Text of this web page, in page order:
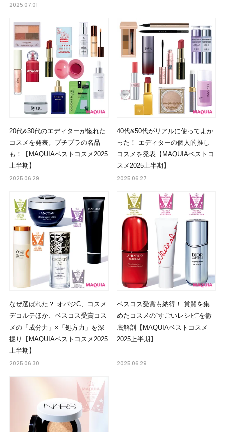
2025.07.01
20代&30代のエディターが惚れた
コスメを発表。プチプラの名品
も！【MAQUIAベストコスメ2025
上半期】
2025.06.29
40代&50代がリアルに使ってよか
った！ エディターの個人的推し
コスメを発表【MAQUIAベストコ
スメ2025上半期】
2025.06.27
なぜ選ばれた？ オバジC、コスメ
デコルテほか、ベスコス受賞コス
メの「成分力」×「処方力」を深
掘り【MAQUIAベストコスメ2025
上半期】
2025.06.30
ベスコス受賞も納得！ 賞賛を集
めたコスメの“すごいレシピ”を徹
底解剖【MAQUIAベストコスメ
2025上半期】
2025.06.29